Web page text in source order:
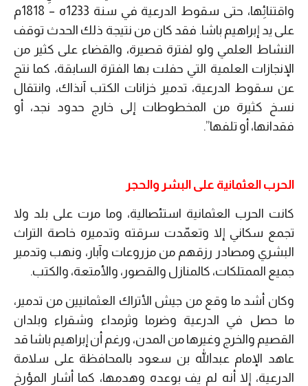
واقتنائِها، حتى سقوط الدرعية في سنة 1233ه – 1818م
على يد إبراهيم باشا. فقد كان من نتيجة ذلك الحدث توقف
النشاط العلمي ولو لفترة قصيرة، والقضاء على كثير من
الإنجازات العلمية التي حفلت بها الفترة السابقة، كما نتج
عن سقوط الدرعية، تدمير خزانات الكتب آنذاك، وانتقال
نسخ كثيرة من المخطوطات إلى خارج حدود نجد، أو
فقدانها، أو تلفها”.
الحرب العثمانية على البشر والحجر
كانت الحرب العثمانية استئصالية، وما مرت على بلد ولا
تجمع سكاني إلا وتعمّدت سرقته وتدميره خاصة التراث
البشري ومصادر رزقهم من مزروعات وآبار، ونهب وتدمير
جميع الممتلكات، كالمنازل والقصور، والأمتعة، والكتب.
وكان أشد ما وقع من جيش الأتراك العثمانيين من تدمير،
ما حصل في الدرعية وضرما وثرمداء وشقراء وبلدان
القصيم والخرج وغيرها من المدن، ورغم أن إبراهيم باشا قد
عاهد الإمام عبدالله بن سعود بالمحافظة على سلامة
الدرعية، إلا أنه لم يف بوعده وهدمها، كما أشار المؤرخ